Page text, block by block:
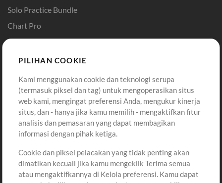
Solo Practice Bundle
Chart Pro
Template ProPresenter
Sound
Pembelian
Beli Kredit
Konten Gratis
Permintaan Lagu
Lain-lain
Sesi
Akun
Masuk
Daftar
Lihat Keranjang
PILIHAN COOKIE
Kami menggunakan cookie dan teknologi serupa
(termasuk piksel dan tag) untuk mengoperasikan situs
web kami, mengingat preferensi Anda, mengukur kinerja
situs, dan - hanya jika kamu memilih - mengaktifkan fitur
analisis dan pemasaran yang dapat membagikan
informasi dengan pihak ketiga.
Cookie dan piksel pelacakan yang tidak penting akan
dimatikan kecuali jika kamu mengeklik Terima semua
atau mengaktifkannya di Kelola preferensi. Kamu dapat